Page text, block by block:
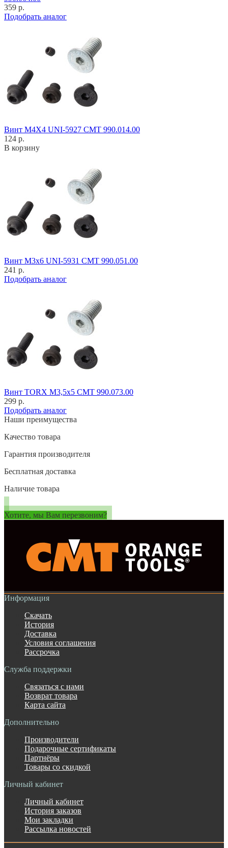
359 р.
Подобрать аналог
Винт M4X4 UNI-5927 CMT 990.014.00
124 р.
В корзину
Винт M3x6 UNI-5931 CMT 990.051.00
241 р.
Подобрать аналог
Винт TORX M3,5x5 CMT 990.073.00
299 р.
Подобрать аналог
Наши преимущества
Качество товара
Гарантия производителя
Бесплатная доставка
Наличие товара
Хотите, мы Вам перезвоним?
Информация
Скачать
История
Доставка
Условия соглашения
Рассрочка
Служба поддержки
Связаться с нами
Возврат товара
Карта сайта
Дополнительно
Производители
Подарочные сертификаты
Партнёры
Товары со скидкой
Личный кабинет
Личный кабинет
История заказов
Мои закладки
Рассылка новостей